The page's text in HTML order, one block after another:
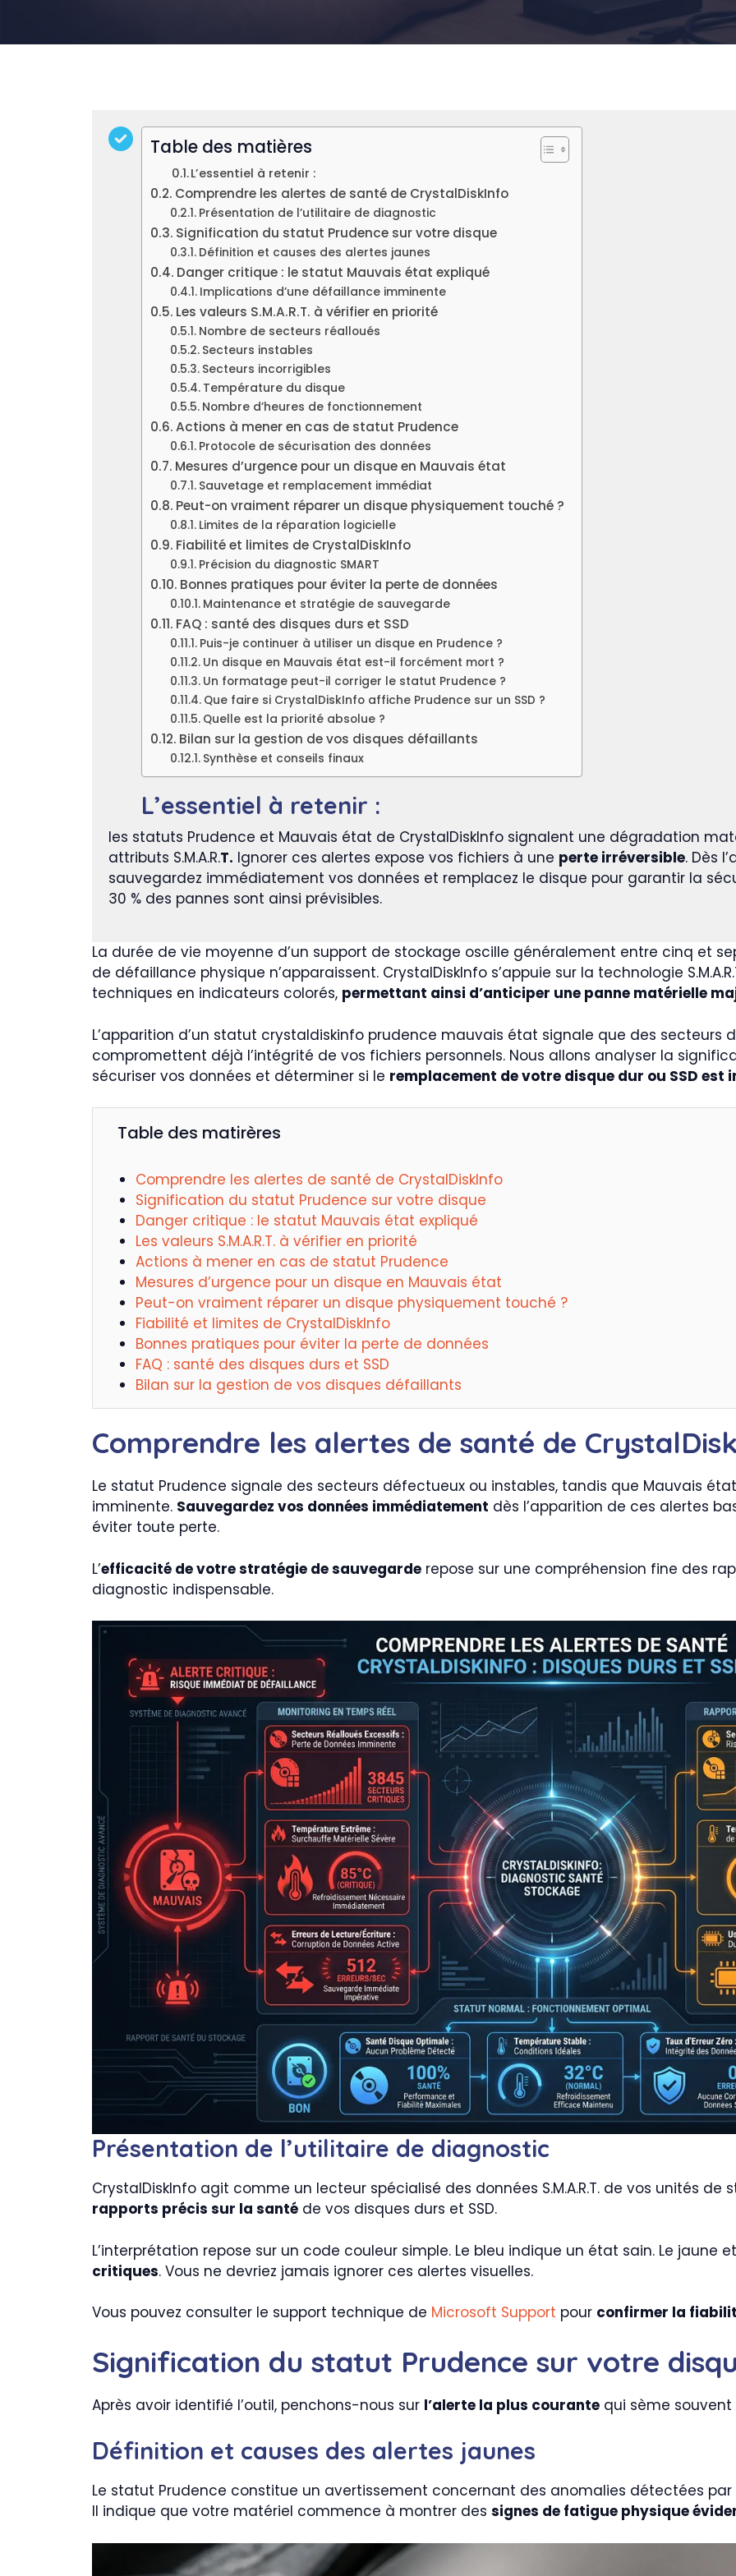
Table des matières
L’essentiel à retenir :
Comprendre les alertes de santé de CrystalDiskInfo
Présentation de l’utilitaire de diagnostic
Signification du statut Prudence sur votre disque
Définition et causes des alertes jaunes
Danger critique : le statut Mauvais état expliqué
Implications d’une défaillance imminente
Les valeurs S.M.A.R.T. à vérifier en priorité
Nombre de secteurs réalloués
Secteurs instables
Secteurs incorrigibles
Température du disque
Nombre d’heures de fonctionnement
Actions à mener en cas de statut Prudence
Protocole de sécurisation des données
Mesures d’urgence pour un disque en Mauvais état
Sauvetage et remplacement immédiat
Peut-on vraiment réparer un disque physiquement touché ?
Limites de la réparation logicielle
Fiabilité et limites de CrystalDiskInfo
Précision du diagnostic SMART
Bonnes pratiques pour éviter la perte de données
Maintenance et stratégie de sauvegarde
FAQ : santé des disques durs et SSD
Puis-je continuer à utiliser un disque en Prudence ?
Un disque en Mauvais état est-il forcément mort ?
Un formatage peut-il corriger le statut Prudence ?
Que faire si CrystalDiskInfo affiche Prudence sur un SSD ?
Quelle est la priorité absolue ?
Bilan sur la gestion de vos disques défaillants
Synthèse et conseils finaux
L’essentiel à retenir :
les statuts Prudence et Mauvais état de CrystalDiskInfo signalent une dégradation
attributs S.M.A.R.T. Ignorer ces alertes expose vos fichiers à une perte irréversible. Dès
sauvegardez immédiatement vos données et remplacez le disque pour garantir la
30 % des pannes sont ainsi prévisibles.
La durée de vie moyenne d’un support de stockage oscille généralement entre cinq et
de défaillance physique n’apparaissent. CrystalDiskInfo s’appuie sur la technologie
techniques en indicateurs colorés, permettant ainsi d’anticiper une panne matérielle
L’apparition d’un statut crystaldiskinfo prudence mauvais état signale que des secteurs
compromettent déjà l’intégrité de vos fichiers personnels. Nous allons analyser la
sécuriser vos données et déterminer si le remplacement de votre disque dur ou SSD est
Table des matirères
Comprendre les alertes de santé de CrystalDiskInfo
Signification du statut Prudence sur votre disque
Danger critique : le statut Mauvais état expliqué
Les valeurs S.M.A.R.T. à vérifier en priorité
Actions à mener en cas de statut Prudence
Mesures d’urgence pour un disque en Mauvais état
Peut-on vraiment réparer un disque physiquement touché ?
Fiabilité et limites de CrystalDiskInfo
Bonnes pratiques pour éviter la perte de données
FAQ : santé des disques durs et SSD
Bilan sur la gestion de vos disques défaillants
Comprendre les alertes de santé de
Le statut Prudence signale des secteurs défectueux ou instables, tandis que Mauvais
imminente. Sauvegardez vos données immédiatement dès l’apparition de ces alertes
éviter toute perte.
L’efficacité de votre stratégie de sauvegarde repose sur une compréhension fine des
diagnostic indispensable.
Présentation de l’utilitaire de diagnostic
CrystalDiskInfo agit comme un lecteur spécialisé des données S.M.A.R.T. de vos unités de
rapports précis sur la santé de vos disques durs et SSD.
L’interprétation repose sur un code couleur simple. Le bleu indique un état sain. Le jaune
critiques. Vous ne devriez jamais ignorer ces alertes visuelles.
Vous pouvez consulter le support technique de Microsoft Support pour confirmer la
Signification du statut Prudence sur votre
Après avoir identifié l’outil, penchons-nous sur l’alerte la plus courante qui sème
Définition et causes des alertes jaunes
Le statut Prudence constitue un avertissement concernant des anomalies détectées par
Il indique que votre matériel commence à montrer des signes de fatigue physique